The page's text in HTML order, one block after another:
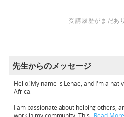
受講履歴がまだあ
先生からのメッセージ
Hello! My name is Lenae, and I'm a
Africa.
I am passionate about helping others,
work in my community. This…Read More